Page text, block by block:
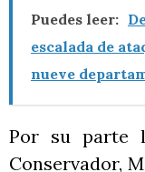
Puedes leer:
escalada de
nueve
Por su parte
Conservador,